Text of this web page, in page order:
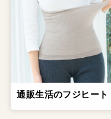
通販生活のフジヒート